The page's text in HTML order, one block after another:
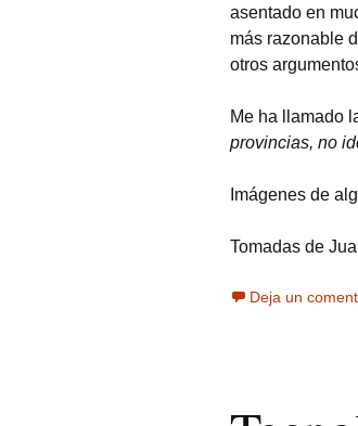
asentado en
más razonable
otros
Me ha llamado
provincias, no
Imágenes de
Tomadas de
Deja un